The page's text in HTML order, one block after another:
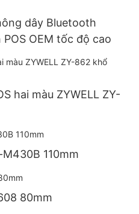
dây Bluetooth
OEM tốc độ cao
hai màu ZYWELL ZY-
110mm
80mm